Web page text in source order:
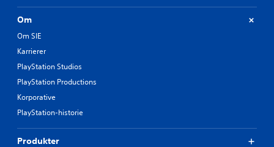
Om
Om SIE
Karrierer
PlayStation Studios
PlayStation Productions
Korporative
PlayStation-historie
Produkter